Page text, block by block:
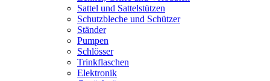
Sattel und Sattelstützen
Schutzbleche und Schützer
Ständer
Pumpen
Schlösser
Trinkflaschen
Elektronik